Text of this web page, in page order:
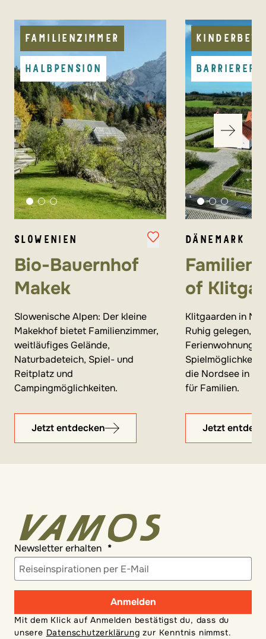
FAMILIENZIMMER
HALBPENSION
SLOWENIEN
Bio-Bauernhof
Makek
Slowenische Alpen: Der kleine
Makekhof bietet Familienzimmer,
weitläufiges Gelände,
Naturbadeteich, Spiel- und
Reitplatz und
Campingmöglichkeiten.
Jetzt entdecken
DÄNEMARK
of
Klitgaarden in
Ruhig gelegen,
die Nordsee in
für Familien.
Jetzt
Newsletter erhalten
Anmelden
Mit dem Klick auf Anmelden bestätigst du, dass du
unsere Datenschutzerklärung zur Kenntnis nimmst.